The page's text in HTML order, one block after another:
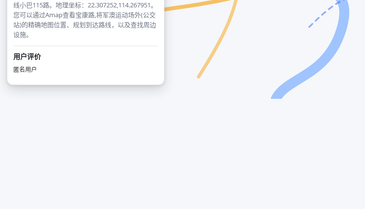
线小巴115路。地理坐标：22.307252,114.267951。
您可以通过Amap查看宝康路,将军澳运动场外(公交
站)的精确地图位置、规划到达路线，以及查找周边
设施。
用户评价
匿名用户